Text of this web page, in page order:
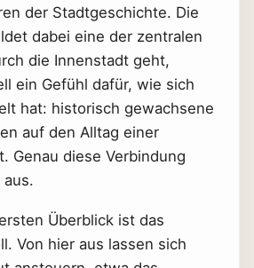
der Stadtgeschichte. Die
dabei eine der zentralen
die Innenstadt geht,
ein Gefühl dafür, wie sich
hat: historisch gewachsene
auf den Alltag einer
Genau diese Verbindung
aus.
Überblick ist das
Von hier aus lassen sich